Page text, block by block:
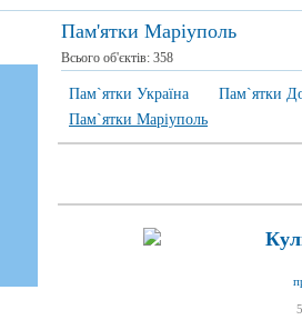
Пам'ятки Маріуполь
Всього об'єктів: 358
Пам`ятки Україна Пам`ятки
Пам`ятки Маріуполь